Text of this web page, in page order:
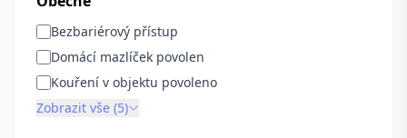
Bezbariérový přístup
Domácí mazlíček povolen
Kouření v objektu povoleno
Zobrazit vše (5)